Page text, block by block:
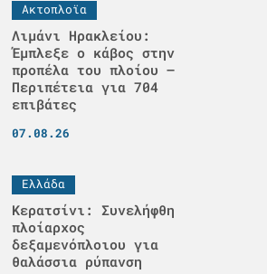
Ακτοπλοϊα
Λιμάνι Ηρακλείου:
Έμπλεξε ο κάβος στην
προπέλα του πλοίου –
Περιπέτεια για 704
επιβάτες
07.08.26
Ελλάδα
Κερατσίνι: Συνελήφθη
πλοίαρχος
δεξαμενόπλοιου για
θαλάσσια ρύπανση